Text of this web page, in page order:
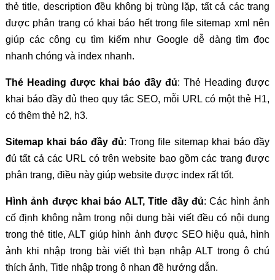
thẻ title, description đều không bị trùng lặp, tất cả các trang
được phân trang có khai báo hết trong file sitemap xml nên
giúp các công cụ tìm kiếm như Google dễ dàng tìm đọc
nhanh chóng và index nhanh.
Thẻ Heading được khai báo đầy đủ: Thẻ Heading được
khai báo đầy đủ theo quy tắc SEO, mỗi URL có một thẻ H1,
có thêm thẻ h2, h3.
Sitemap khai báo đầy đủ: Trong file sitemap khai báo đầy
đủ tất cả các URL có trên website bao gồm các trang được
phân trang, điều này giúp website được index rất tốt.
Hình ảnh được khai báo ALT, Title đầy đủ: Các hình ảnh
cố định không nằm trong nội dung bài viết đều có nội dung
trong thẻ title, ALT giúp hình ảnh được SEO hiệu quả, hình
ảnh khi nhập trong bài viết thì bạn nhập ALT trong ô chú
thích ảnh, Title nhập trong ô nhan đề hướng dẫn.